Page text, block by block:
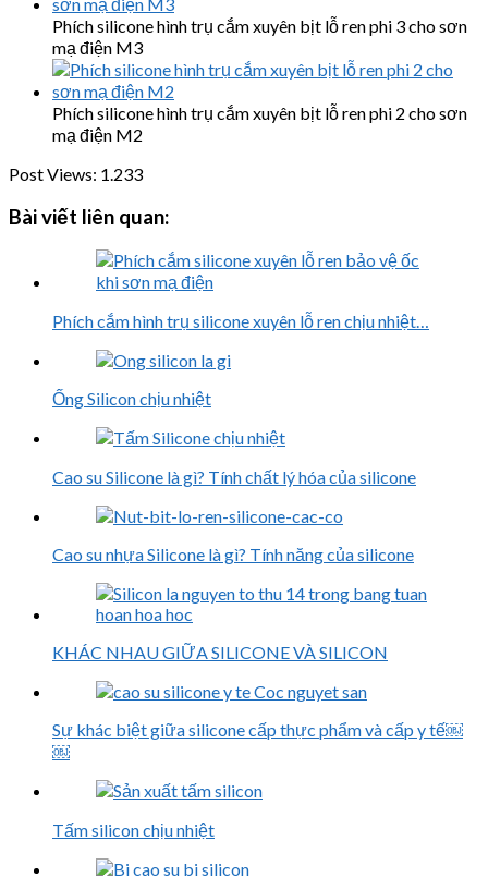
Phích silicone hình trụ cắm xuyên bịt lỗ ren phi 3 cho sơn
mạ điện M3
Phích silicone hình trụ cắm xuyên bịt lỗ ren phi 2 cho sơn
mạ điện M2
Post Views: 1.233
Bài viết liên quan:
Phích cắm hình trụ silicone xuyên lỗ ren chịu nhiệt…
Ống Silicon chịu nhiệt
Cao su Silicone là gì? Tính chất lý hóa của silicone
Cao su nhựa Silicone là gì? Tính năng của silicone
KHÁC NHAU GIỮA SILICONE VÀ SILICON
Sự khác biệt giữa silicone cấp thực phẩm và cấp y tế￼
￼
Tấm silicon chịu nhiệt